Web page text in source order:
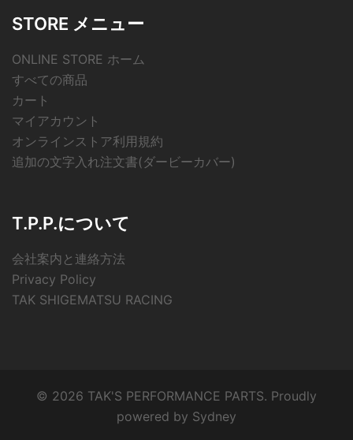
STORE メニュー
ONLINE STORE ホーム
すべての商品
カート
マイアカウント
オンラインストア利用規約
追加の文字入れ注文書(ダービーカバー)
T.P.P.について
会社案内と連絡方法
Privacy Policy
TAK SHIGEMATSU RACING
© 2026 TAK'S PERFORMANCE PARTS. Proudly
powered by Sydney